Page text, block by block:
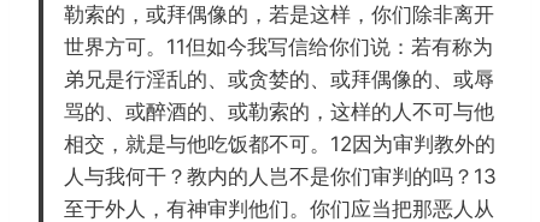
勒索的，或拜偶像的，若是这样，你们除非离开
世界方可。11但如今我写信给你们说：若有称为
弟兄是行淫乱的、或贪婪的、或拜偶像的、或辱
骂的、或醉酒的、或勒索的，这样的人不可与他
相交，就是与他吃饭都不可。12因为审判教外的
人与我何干？教内的人岂不是你们审判的吗？13
至于外人，有神审判他们。你们应当把那恶人从